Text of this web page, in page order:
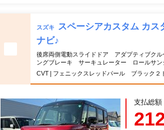
スズキ
スペーシアカスタム カ
ナビ♪
後席両側電動スライドドア アダプティブク
ングブレーキ サーキュレーター ロールサ
CVT | フェニックスレッドパール ブラック２
支払総額